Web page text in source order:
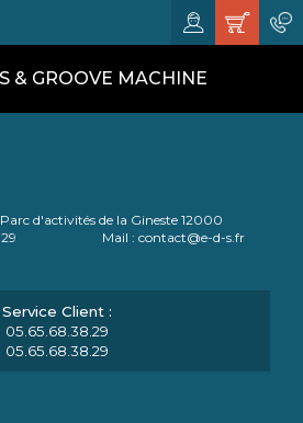
& GROOVE MACHINE
d'activités de la Gineste 12000
Mail : contact@e-d-s.fr
05.65.68.38.29
05.65.68.38.29